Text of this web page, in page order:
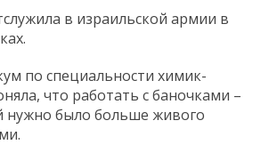
в израильской армии в
по специальности химик-
что работать с баночками –
нужно было больше живого